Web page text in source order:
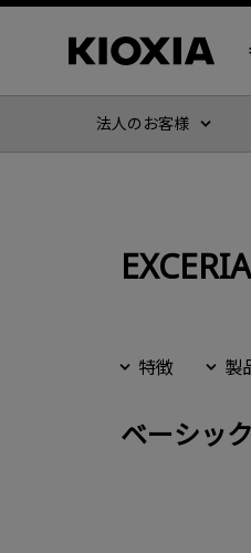
法人のお客様
特徴 製
ベーシッ